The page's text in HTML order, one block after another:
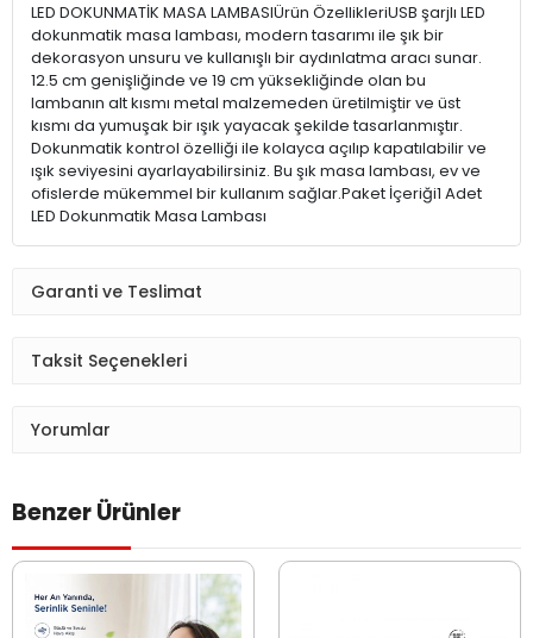
LED DOKUNMATİK MASA LAMBASIÜrün ÖzellikleriUSB şarjlı LED
dokunmatik masa lambası, modern tasarımı ile şık bir
dekorasyon unsuru ve kullanışlı bir aydınlatma aracı sunar.
12.5 cm genişliğinde ve 19 cm yüksekliğinde olan bu
lambanın alt kısmı metal malzemeden üretilmiştir ve üst
kısmı da yumuşak bir ışık yayacak şekilde tasarlanmıştır.
Dokunmatik kontrol özelliği ile kolayca açılıp kapatılabilir ve
ışık seviyesini ayarlayabilirsiniz. Bu şık masa lambası, ev ve
ofislerde mükemmel bir kullanım sağlar.Paket İçeriği1 Adet
LED Dokunmatik Masa Lambası
Garanti ve Teslimat
Taksit Seçenekleri
Yorumlar
Benzer Ürünler